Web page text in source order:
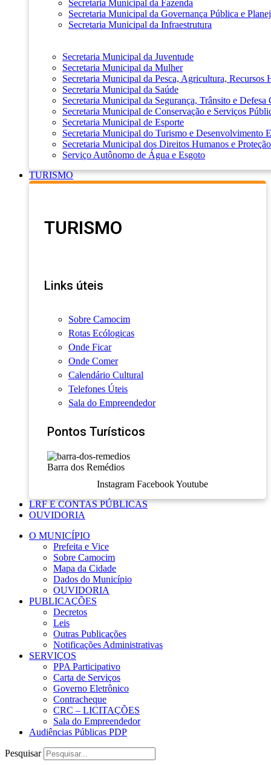
Secretaria Municipal da Fazenda
Secretaria Municipal da Governança Pública e
Secretaria Municipal da Infraestrutura
Secretaria Municipal da Juventude
Secretaria Municipal da Mulher
Secretaria Municipal da Pesca, Agricultura, Recursos
Secretaria Municipal da Saúde
Secretaria Municipal da Segurança, Trânsito e Defesa
Secretaria Municipal de Conservação e Serviços
Secretaria Municipal de Esporte
Secretaria Municipal do Turismo e Desenvolvimento
Secretaria Municipal dos Direitos Humanos e
Serviço Autônomo de Água e Esgoto
TURISMO
TURISMO
Links úteis
Sobre Camocim
Rotas Ecólogicas
Onde Ficar
Onde Comer
Calendário Cultural
Telefones Úteis
Sala do Empreendedor
Pontos Turísticos
Barra dos Remédios
Instagram Facebook Youtube
LRF E CONTAS PÚBLICAS
OUVIDORIA
O MUNICÍPIO
Prefeita e Vice
Sobre Camocim
Mapa da Cidade
Dados do Município
OUVIDORIA
PUBLICAÇÕES
Decretos
Leis
Outras Publicações
Notificações Administrativas
SERVIÇOS
PPA Participativo
Carta de Serviços
Governo Eletrônico
Contracheque
CRC – LICITAÇÕES
Sala do Empreendedor
Audiências Públicas PDP
Pesquisar